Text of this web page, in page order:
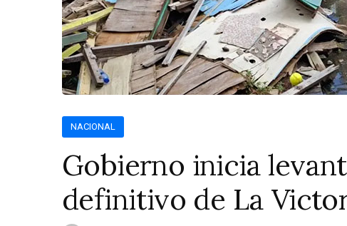
NACIONAL
Gobierno inicia
definitivo de La